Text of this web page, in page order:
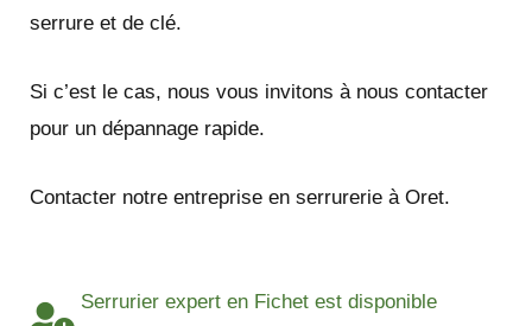
serrure et de clé.
Si c’est le cas, nous vous invitons à nous contacter
pour un dépannage rapide.
Contacter notre entreprise en serrurerie à Oret.
Serrurier expert en Fichet est disponible